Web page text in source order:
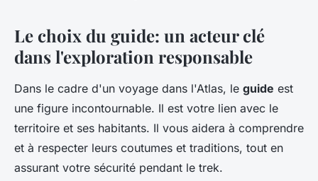
Le choix du guide: un acteur clé
dans l'exploration responsable
Dans le cadre d'un voyage dans l'Atlas, le guide est
une figure incontournable. Il est votre lien avec le
territoire et ses habitants. Il vous aidera à comprendre
et à respecter leurs coutumes et traditions, tout en
assurant votre sécurité pendant le trek.